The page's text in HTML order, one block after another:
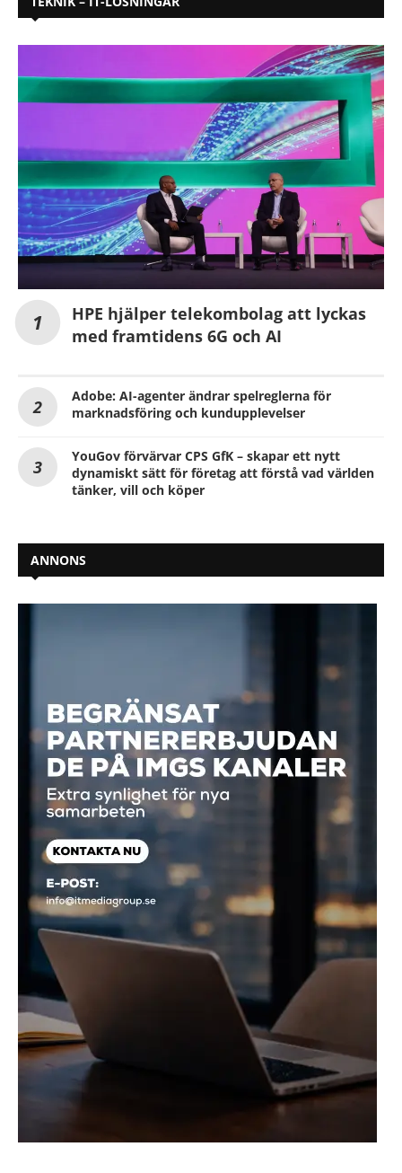
HPE hjälper telekombolag att lyckas
med framtidens 6G och AI
Adobe: AI-agenter ändrar spelreglerna för
marknadsföring och kundupplevelser
YouGov förvärvar CPS GfK – skapar ett nytt
dynamiskt sätt för företag att förstå vad världen
tänker, vill och köper
ANNONS